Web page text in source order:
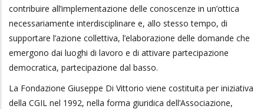
contribuire all’implementazione delle conoscenze in un’ottica
necessariamente interdisciplinare e, allo stesso tempo, di
supportare l’azione collettiva, l’elaborazione delle domande che
emergono dai luoghi di lavoro e di attivare partecipazione
democratica, partecipazione dal basso.
La Fondazione Giuseppe Di Vittorio viene costituita per iniziativa
della CGIL nel 1992, nella forma giuridica dell’Associazione,